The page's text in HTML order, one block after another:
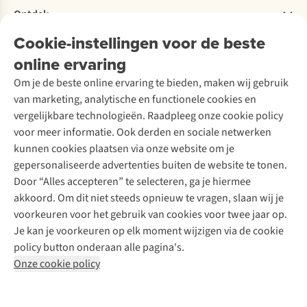
Cookie-instellingen voor de beste
online ervaring
Om je de beste online ervaring te bieden, maken wij gebruik
van marketing, analytische en functionele cookies en
vergelijkbare technologieën. Raadpleeg onze cookie policy
voor meer informatie. Ook derden en sociale netwerken
kunnen cookies plaatsen via onze website om je
gepersonaliseerde advertenties buiten de website te tonen.
Door “Alles accepteren” te selecteren, ga je hiermee
akkoord. Om dit niet steeds opnieuw te vragen, slaan wij je
voorkeuren voor het gebruik van cookies voor twee jaar op.
Je kan je voorkeuren op elk moment wijzigen via de cookie
policy button onderaan alle pagina's.
Onze cookie policy
Bestelling herroepen
Garantie
Contact
Over Ayacucho
Onze winkels
Over A.S.Adventure
Toegankelijkheidsverklaring
Ski-onderhoud
Wasservice
Schoenonderhoud
Schoenherstelling
Kledingherstelling
Retouches
Voor bedrijven
Ontdek
A.S.Magazine
Podcast
Explore Academy
Explore Camp
Gear Check
Inspiratie & advies
Meld je aan voor de nieuwsbrief
Follow us
Disclaimer Privacy Policy
Algemene voorwaarden
Cookie Policy